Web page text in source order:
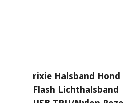
rixie Halsband Hond
Flash Lichthalsband